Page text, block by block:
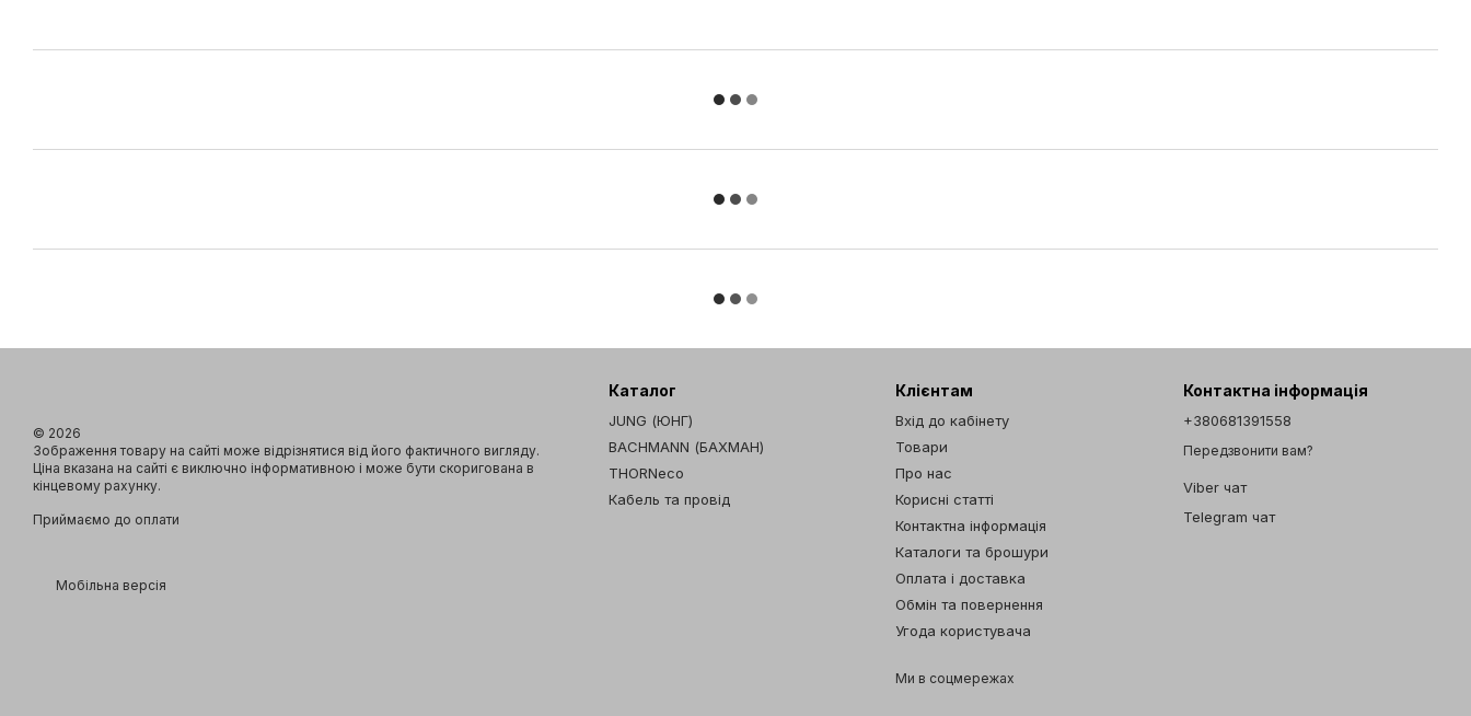
© 2026
Зображення товару на сайті може відрізнятися від його фактичного вигляду.
Ціна вказана на сайті є виключно інформативною і може бути скоригована в
кінцевому рахунку.
Приймаємо до оплати
Мобільна версія
Каталог
JUNG (ЮНГ)
BACHMANN (БАХМАН)
THORNeco
Кабель та провід
Клієнтам
Вхід до кабінету
Товари
Про нас
Корисні статті
Контактна інформація
Каталоги та брошури
Оплата і доставка
Обмін та повернення
Угода користувача
Ми в соцмережах
Контактна інформація
+380681391558
Передзвонити вам?
Viber чат
Telegram чат